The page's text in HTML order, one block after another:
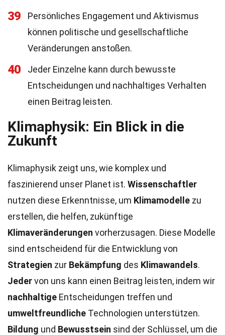
39
Persönliches Engagement und Aktivismus
können politische und gesellschaftliche
Veränderungen anstoßen.
40
Jeder Einzelne kann durch bewusste
Entscheidungen und nachhaltiges Verhalten
einen Beitrag leisten.
Klimaphysik: Ein Blick in die
Zukunft
Klimaphysik zeigt uns, wie komplex und
faszinierend unser Planet ist. Wissenschaftler
nutzen diese Erkenntnisse, um Klimamodelle zu
erstellen, die helfen, zukünftige
Klimaveränderungen vorherzusagen. Diese Modelle
sind entscheidend für die Entwicklung von
Strategien zur Bekämpfung des Klimawandels.
Jedervon uns kann einen Beitrag leisten, indem wir
nachhaltige Entscheidungen treffen und
umweltfreundliche Technologien unterstützen.
Bildung und Bewusstsein sind der Schlüssel, um die